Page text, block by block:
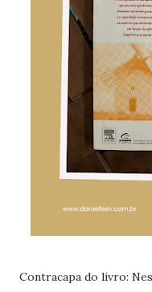
Contracapa do livro: